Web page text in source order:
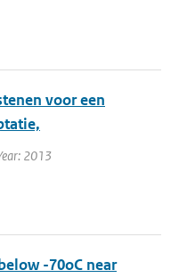
voor een
2013
-70oC near